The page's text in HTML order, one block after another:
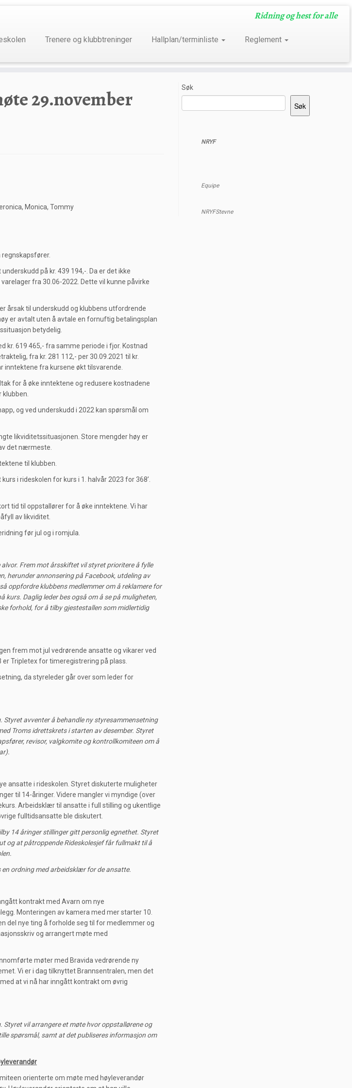
Ridning og hest for alle
Trenere og klubbtreninger Hallplan/terminliste
Reglement
29.november
Monica, Tommy
på kr. 439 194,-. Da er det ikke
fra 30.06-2022. Dette vil kunne påvirke
årsak til underskudd og klubbens utfordrende
er avtalt uten å avtale en fornuftig betalingsplan
betydelig.
kr. 619 465,- fra samme periode i fjor. Kostnad
fra kr. 281 112,- per 30.09.2021 til kr.
inntektene fra kursene økt tilsvarende.
for å øke inntektene og redusere kostnadene
og ved underskudd i 2022 kan spørsmål om
likviditetssituasjonen. Store mengder høy er
det nærmeste.
til klubben.
i rideskolen for kurs i 1. halvår 2023 for 368’.
tid til oppstallører for å øke inntektene. Vi har
av likviditet.
før jul og i romjula.
Frem mot årsskiftet vil styret prioritere å fylle
herunder annonsering på Facebook, utdeling av
oppfordre klubbens medlemmer om å reklamere for
kurs. Daglig leder bes også om å se på muligheten,
forhold, for å tilby gjestestallen som midlertidig
frem mot jul vedrørende ansatte og vikarer ved
Tripletex for timeregistrering på plass.
da styreleder går over som leder for
avventer å behandle ny styresammensetning
Troms idrettskrets i starten av desember. Styret
revisor, valgkomite og kontrollkomiteen om å
ansatte i rideskolen. Styret diskuterte muligheter
til 14-åringer. Videre mangler vi myndige (over
Arbeidsklær til ansatte i full stilling og ukentlige
fulltidsansatte ble diskutert.
14 åringer stillinger gitt personlig egnethet. Styret
og at påtroppende Rideskolesjef får fullmakt til å
en ordning med arbeidsklær for de ansatte.
kontrakt med Avarn om nye
Monteringen av kamera med mer starter 10.
del nye ting å forholde seg til for medlemmer og
og arrangert møte med
møter med Bravida vedrørende ny
Vi er i dag tilknyttet Brannsentralen, men det
at vi nå har inngått kontrakt om øvrig
vil arrangere et møte hvor oppstallørene og
spørsmål, samt at det publiseres informasjon om
orienterte om møte med høyleverandør
Søk
Søk
NRYF
Equipe
NRYFStevne